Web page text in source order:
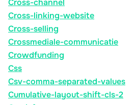
Cross-channel
Cross-linking-website
Cross-selling
Crossmediale-communicatie
Crowdfunding
Css
Csv-comma-separated-values
Cumulative-layout-shift-cls-2